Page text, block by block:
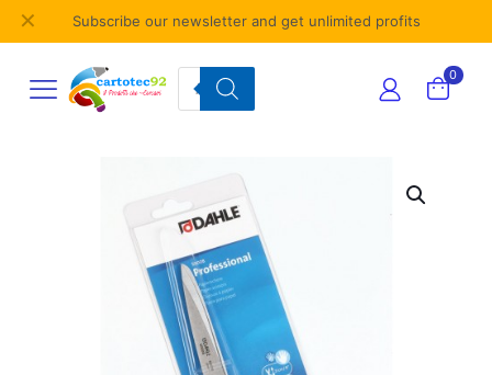
Subscribe our newsletter and get unlimited profits
✕
Products
search
0